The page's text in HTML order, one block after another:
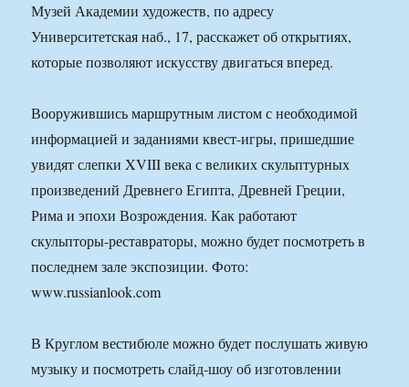
Музей Академии художеств, по адресу
Университетская наб., 17, расскажет об открытиях,
которые позволяют искусству двигаться вперед.
Вооружившись маршрутным листом с необходимой
информацией и заданиями квест-игры, пришедшие
увидят слепки XVIII века с великих скульптурных
произведений Древнего Египта, Древней Греции,
Рима и эпохи Возрождения. Как работают
скульпторы-реставраторы, можно будет посмотреть в
последнем зале экспозиции. Фото:
www.russianlook.com
В Круглом вестибюле можно будет послушать живую
музыку и посмотреть слайд-шоу об изготовлении